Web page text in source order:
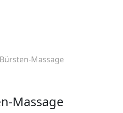
Massage
Massage